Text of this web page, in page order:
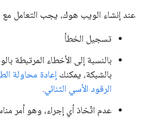
عند إنشاء الويب هوك، يجب التعامل
تسجيل الخطأ
بالنسبة إلى الأخطاء المرتبطة
بالشبكة، يمكنك إعادة محاولة
الرقود الأسي الثنائي.
عدم اتّخاذ أي إجراء، وهو أمر